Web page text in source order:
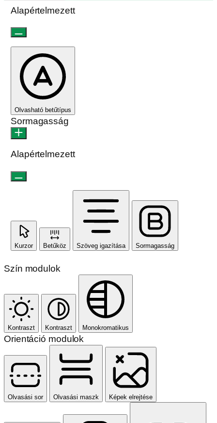
Alapértelmezett
Olvasható betűtípus
Sormagasság
Alapértelmezett
Kurzor Betűköz Szöveg igazítása Sormagasság
Szín modulok
Kontraszt Kontraszt Monokromatikus
Orientáció modulok
Olvasási sor Olvasási maszk Képek elrejtése